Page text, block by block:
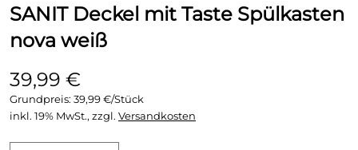
SANIT Deckel mit Taste Spülkasten
nova weiß
39,99 €
Grundpreis: 39,99 €/Stück
inkl. 19% MwSt., zzgl. Versandkosten